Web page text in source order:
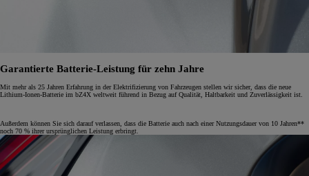
Garantierte Batterie-Leistung für zehn Jahre
Mit mehr als 25 Jahren Erfahrung in der Elektrifizierung von Fahrzeugen stellen wir sicher, dass die neue
Lithium-Ionen-Batterie im bZ4X weltweit führend in Bezug auf Qualität, Haltbarkeit und Zuverlässigkeit ist.
Außerdem können Sie sich darauf verlassen, dass die Batterie auch nach einer Nutzungsdauer von 10 Jahren**
noch 70 % ihrer ursprünglichen Leistung erbringt.